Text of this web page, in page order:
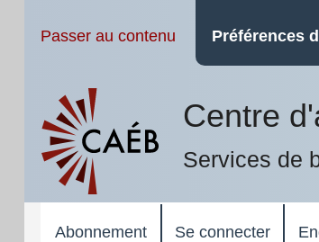
Passer au contenu Préférences
Centre
Services de
Abonnement Se connecter